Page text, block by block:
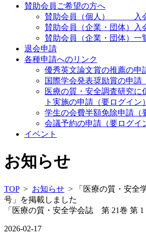
賛助会員ご希望の方へ
賛助会員（個人） 入会
賛助会員（企業・団体）入
賛助会員（企業・団体）一
退会申請
各種申請へのリンク
優秀英文論文賞の推薦の申
国際学会発表奨励賞の申請
医療の質・安全調査研究に
ト実施の申請（要ログイン）
学生の会費半額免除申請（
会議予約の申請（要ログイ
イベント
お知らせ
TOP> お知らせ > 「医療の質・安全
号」を掲載しました
「医療の質・安全学会誌 第 21巻 第
2026-02-17